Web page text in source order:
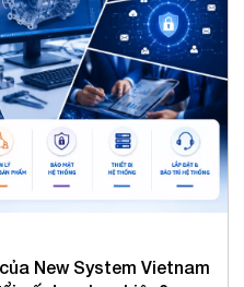
New System Vietnam